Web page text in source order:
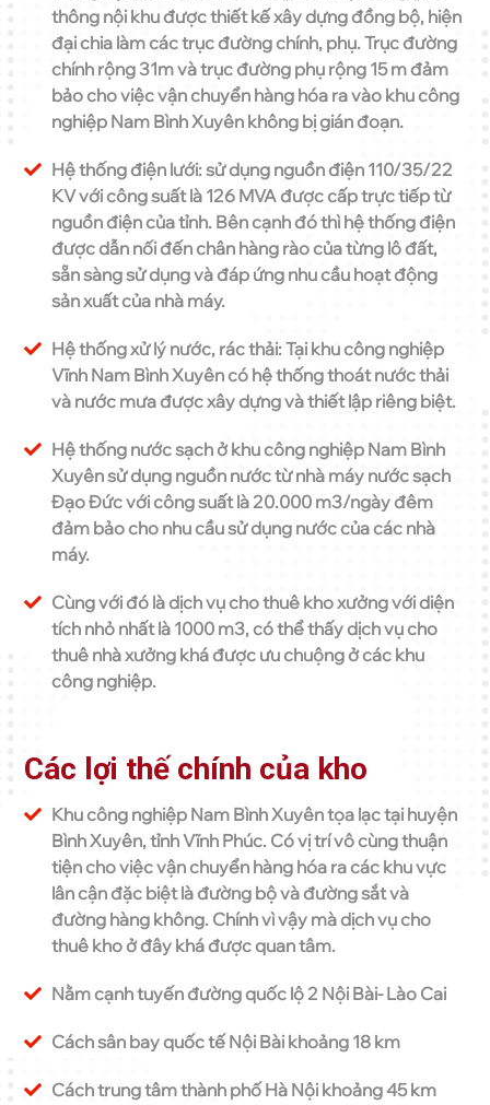
thông nội khu được thiết kế xây dựng đồng bộ, hiện
đại chia làm các trục đường chính, phụ. Trục đường
chính rộng 31m và trục đường phụ rộng 15 m đảm
bảo cho việc vận chuyển hàng hóa ra vào khu công
nghiệp Nam Bình Xuyên không bị gián đoạn.
Hệ thống điện lưới: sử dụng nguồn điện 110/35/22
KV với công suất là 126 MVA được cấp trực tiếp từ
nguồn điện của tỉnh. Bên cạnh đó thì hệ thống điện
được dẫn nối đến chân hàng rào của từng lô đất,
sẵn sàng sử dụng và đáp ứng nhu cầu hoạt động
sản xuất của nhà máy.
Hệ thống xử lý nước, rác thải: Tại khu công nghiệp
Vĩnh Nam Bình Xuyên có hệ thống thoát nước thải
và nước mưa được xây dựng và thiết lập riêng biệt.
Hệ thống nước sạch ở khu công nghiệp Nam Bình
Xuyên sử dụng nguồn nước từ nhà máy nước sạch
Đạo Đức với công suất là 20.000 m3/ngày đêm
đảm bảo cho nhu cầu sử dụng nước của các nhà
máy.
Cùng với đó là dịch vụ cho thuê kho xưởng với diện
tích nhỏ nhất là 1000 m3, có thể thấy dịch vụ cho
thuê nhà xưởng khá được ưu chuộng ở các khu
công nghiệp.
Các lợi thế chính của kho
Khu công nghiệp Nam Bình Xuyên tọa lạc tại huyện
Bình Xuyên, tỉnh Vĩnh Phúc. Có vị trí vô cùng thuận
tiện cho việc vận chuyển hàng hóa ra các khu vực
lân cận đặc biệt là đường bộ và đường sắt và
đường hàng không. Chính vì vậy mà dịch vụ cho
thuê kho ở đây khá được quan tâm.
Nằm cạnh tuyến đường quốc lộ 2 Nội Bài- Lào Cai
Cách sân bay quốc tế Nội Bài khoảng 18 km
Cách trung tâm thành phố Hà Nội khoảng 45 km